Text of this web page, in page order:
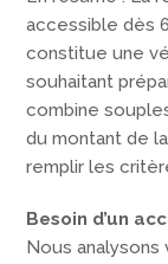
accessible dès
constitue une
souhaitant
combine
du montant de
remplir les
Besoin d’un
Nous